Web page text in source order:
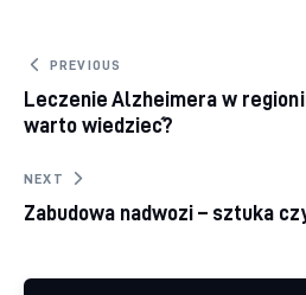
Nawigacja wpisu
PREVIOUS
Leczenie Alzheimera w
warto wiedzieć?
NEXT
Zabudowa nadwozi – sztuka